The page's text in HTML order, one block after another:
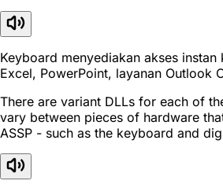
Keyboard menyediakan akses instan
Excel, PowerPoint, layanan Outlook
There are variant DLLs for each of
vary between pieces of hardware
ASSP - such as the keyboard and